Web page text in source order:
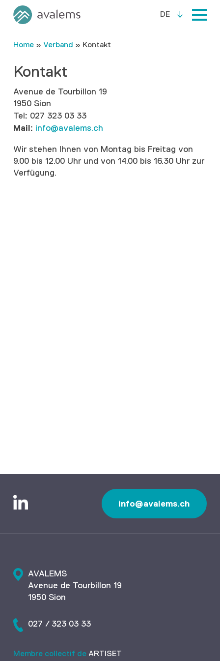
DE
Home» Verband » Kontakt
Kontakt
Avenue de Tourbillon 19
1950 Sion
Tel : 027 323 03 33
Mail: info@avalems.ch
Wir stehen Ihnen von Montag bis Freitag von
9.00 bis 12.00 Uhr und von 14.00 bis 16.30 Uhr zur
Verfügung.
info@avalems.ch
AVALEMS
Avenue de Tourbillon 19
1950 Sion
027 / 323 03 33
Membre collectif deARTISET